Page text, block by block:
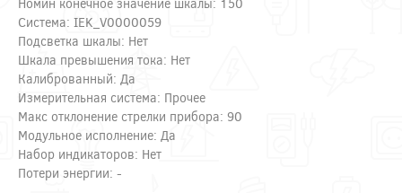
Система: IEK_V0000059
Подсветка шкалы: Нет
Шкала превышения тока: Нет
Калиброванный: Да
Измерительная система: Прочее
Макс отклонение стрелки прибора: 90
Модульное исполнение: Да
Набор индикаторов: Нет
Потери энергии: -